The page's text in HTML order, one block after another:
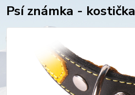
Psí známka - kostička